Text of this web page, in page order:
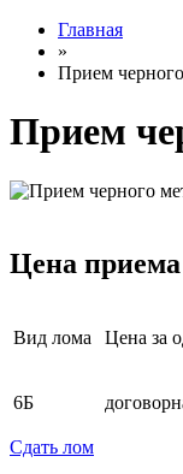
Главная
»
Прием
Прием
Цена приема
Вид лома Цена за
6Б
Сдать лом